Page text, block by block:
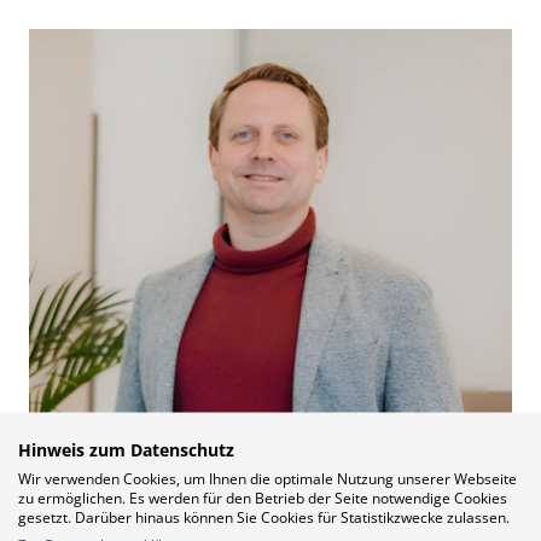
Hinweis zum Datenschutz
Wir verwenden Cookies, um Ihnen die optimale Nutzung unserer Webseite
zu ermöglichen. Es werden für den Betrieb der Seite notwendige Cookies
gesetzt. Darüber hinaus können Sie Cookies für Statistikzwecke zulassen.